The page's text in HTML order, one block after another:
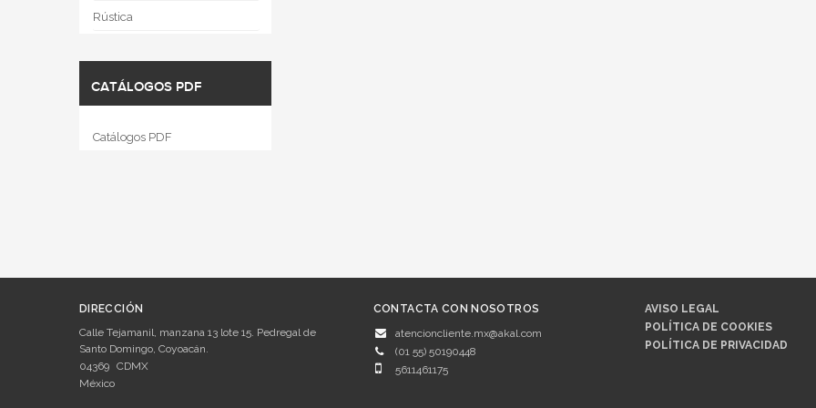
Rústica
CATÁLOGOS PDF
Catálogos PDF
DIRECCIÓN
Calle Tejamanil, manzana 13 lote 15. Pedregal de
Santo Domingo, Coyoacán.
04369 CDMX
México
CONTACTA CON NOSOTROS
atencioncliente.mx@akal.com
(01 55) 50190448
5611461175
AVISO LEGAL
POLÍTICA DE COOKIES
POLÍTICA DE PRIVACIDAD